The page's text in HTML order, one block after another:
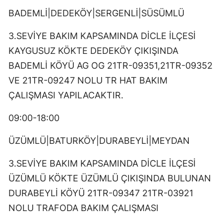
BADEMLİ|DEDEKÖY|SERGENLİ|SÜSÜMLÜ
3.SEVİYE BAKIM KAPSAMINDA DİCLE İLÇESİ
KAYGUSUZ KÖKTE DEDEKÖY ÇIKIŞINDA
BADEMLİ KÖYÜ AG OG 21TR-09351,21TR-09352
VE 21TR-09247 NOLU TR HAT BAKIM
ÇALIŞMASI YAPILACAKTIR.
09:00-18:00
ÜZÜMLÜ|BATURKÖY|DURABEYLİ|MEYDAN
3.SEVİYE BAKIM KAPSAMINDA DİCLE İLÇESİ
ÜZÜMLÜ KÖKTE ÜZÜMLÜ ÇIKIŞINDA BULUNAN
DURABEYLİ KÖYÜ 21TR-09347 21TR-03921
NOLU TRAFODA BAKIM ÇALIŞMASI